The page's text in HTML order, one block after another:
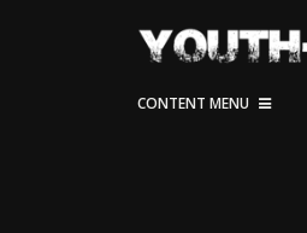
CONTENT MENU